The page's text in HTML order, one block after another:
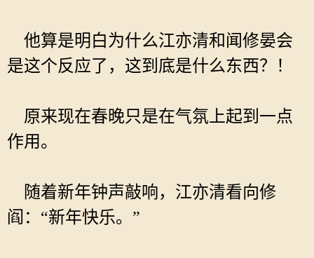
他算是明白为什么江亦清和闻修晏会
是这个反应了，这到底是什么东西？！
原来现在春晚只是在气氛上起到一点
作用。
随着新年钟声敲响，江亦清看向修
阎：“新年快乐。”